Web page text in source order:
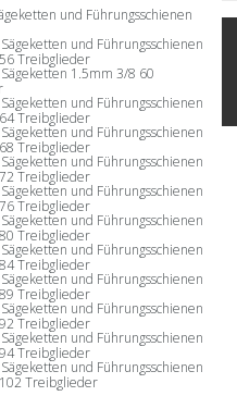
und Führungsschienen
und Führungsschienen
Treibglieder
1.5mm 3/8 60
und Führungsschienen
Treibglieder
und Führungsschienen
Treibglieder
und Führungsschienen
Treibglieder
und Führungsschienen
Treibglieder
und Führungsschienen
Treibglieder
und Führungsschienen
Treibglieder
und Führungsschienen
Treibglieder
und Führungsschienen
Treibglieder
und Führungsschienen
Treibglieder
und Führungsschienen
Treibglieder